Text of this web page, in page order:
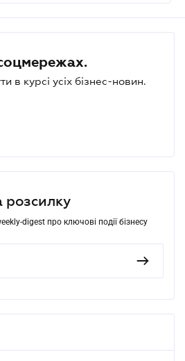
в курсі усіх бізнес-новин.
розсилку
digest про ключові події бізнесу